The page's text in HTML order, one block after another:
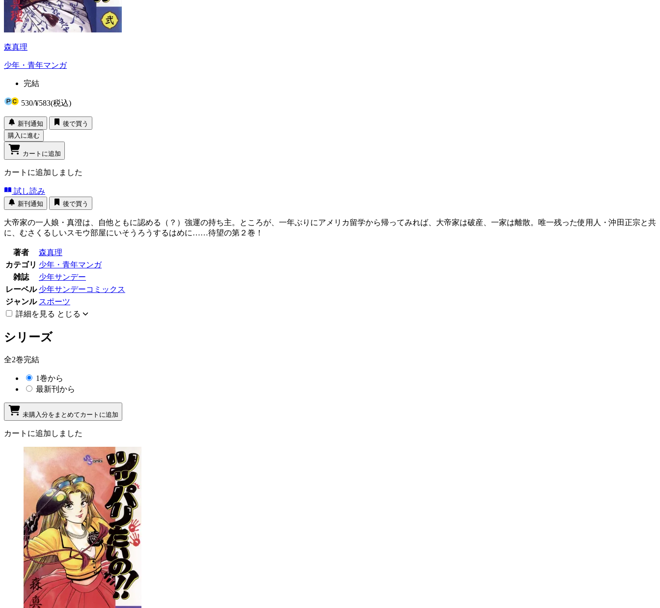
森真理
少年・青年マンガ
完結
530/¥583(税込)
新刊通知
後で買う
購入に進む
カートに追加
カートに追加しました
試し読み
新刊通知 後で買う
大帝家の一人娘・真澄は、自他ともに認める（？）強運の持ち主。ところが、一年ぶりにアメリカ留学から帰ってみれば、大帝家は破産、一家は離散。唯一残った使用人・沖田正宗と共
に、むさくるしいスモウ部屋にいそうろうするはめに……待望の第２巻！
著者
森真理
カテゴリ 少年・青年マンガ
雑誌
少年サンデー
レーベル 少年サンデーコミックス
ジャンル スポーツ
詳細を見る とじる
シリーズ
全2巻完結
1巻から
最新刊から
未購入分をまとめてカートに追加
カートに追加しました